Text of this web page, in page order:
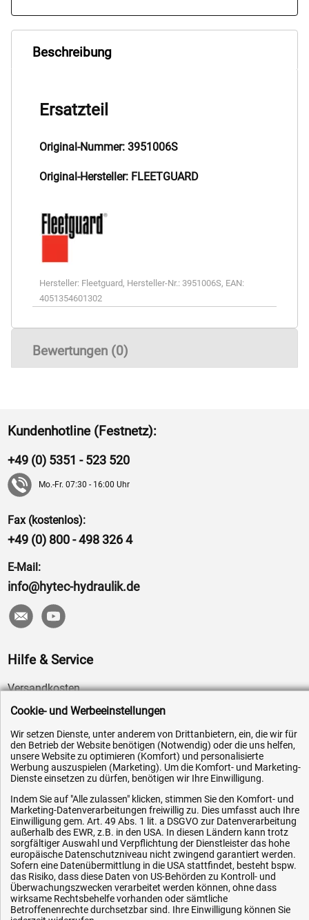
Beschreibung
Ersatzteil
Original-Nummer: 3951006S
Original-Hersteller: FLEETGUARD
Hersteller: Fleetguard, Hersteller-Nr.: 3951006S, EAN:
4051354601302
Bewertungen (0)
Kundenhotline (Festnetz):
+49 (0) 5351 - 523 520
Mo.-Fr. 07:30 - 16:00 Uhr
Fax (kostenlos):
+49 (0) 800 - 498 326 4
E-Mail:
info@hytec-hydraulik.de
Hilfe & Service
Versandkosten
Zahlungsarten
Service
AGB / Widerrufsrecht
Datenschutz
Karriere
OEM-Ersatzteile
Technik-Hilfe
Downloads
Kontakt
Cookie- und Werbeeinstellungen
Wir setzen Dienste, unter anderem von Drittanbietern, ein, die wir für
den Betrieb der Website benötigen (Notwendig) oder die uns helfen,
unsere Website zu optimieren (Komfort) und personalisierte
Werbung auszuspielen (Marketing). Um die Komfort- und Marketing-
Dienste einsetzen zu dürfen, benötigen wir Ihre Einwilligung.
Indem Sie auf "Alle zulassen" klicken, stimmen Sie den Komfort- und
Marketing-Datenverarbeitungen freiwillig zu. Dies umfasst auch Ihre
Einwilligung gem. Art. 49 Abs. 1 lit. a DSGVO zur Datenverarbeitung
außerhalb des EWR, z.B. in den USA. In diesen Ländern kann trotz
sorgfältiger Auswahl und Verpflichtung der Dienstleister das hohe
europäische Datenschutzniveau nicht zwingend garantiert werden.
Sofern eine Datenübermittlung in die USA stattfindet, besteht bspw.
das Risiko, dass diese Daten von US-Behörden zu Kontroll- und
Überwachungszwecken verarbeitet werden können, ohne dass
wirksame Rechtsbehelfe vorhanden oder sämtliche
Betroffenenrechte durchsetzbar sind. Ihre Einwilligung können Sie